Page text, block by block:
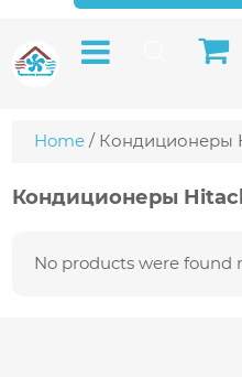
Home / Кондиционеры
Кондиционеры
No products were found